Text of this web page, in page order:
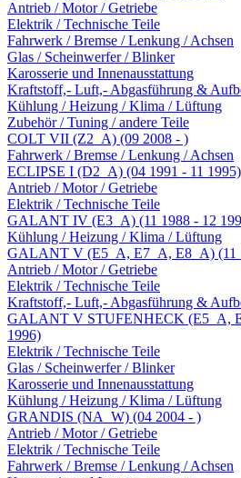
Antrieb / Motor / Getriebe
Elektrik / Technische Teile
Fahrwerk / Bremse / Lenkung / Achsen
Glas / Scheinwerfer / Blinker
Karosserie und Innenausstattung
Kraftstoff,- Luft,- Abgasführung &
Kühlung / Heizung / Klima / Lüftung
Zubehör / Tuning / andere Teile
COLT VII (Z2_A) (09 2008 - )
Fahrwerk / Bremse / Lenkung / Achsen
ECLIPSE I (D2_A) (04 1991 - 11 1995)
Antrieb / Motor / Getriebe
Elektrik / Technische Teile
GALANT IV (E3_A) (11 1988 - 12
Kühlung / Heizung / Klima / Lüftung
GALANT V (E5_A, E7_A, E8_A) (11
Antrieb / Motor / Getriebe
Elektrik / Technische Teile
Kraftstoff,- Luft,- Abgasführung &
GALANT V STUFENHECK (E5_A,
1996)
Elektrik / Technische Teile
Glas / Scheinwerfer / Blinker
Karosserie und Innenausstattung
Kühlung / Heizung / Klima / Lüftung
GRANDIS (NA_W) (04 2004 - )
Antrieb / Motor / Getriebe
Elektrik / Technische Teile
Fahrwerk / Bremse / Lenkung / Achsen